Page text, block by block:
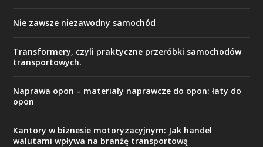
Nie zawsze niezawodny samochód
Transformery, czyli praktyczne przeróbki samochodów
transportowych.
Naprawa opon – materiały naprawcze do opon: łaty do
opon
Kantory w biznesie motoryzacyjnym: Jak handel
walutami wpływa na branżę transportową